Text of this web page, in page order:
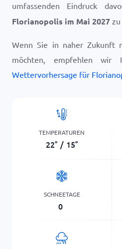
umfassenden Eindruck
Florianopolis im Mai 2027
Wenn Sie in naher Zukunft
möchten, empfehlen wir
Wettervorhersage für
TEMPERATUREN
22° / 15°
SCHNEETAGE
0